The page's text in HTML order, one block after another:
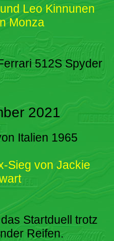
Leo Kinnunen
Monza
512S Spyder
2021
Italien 1965
Sieg von Jackie
Startduell trotz
Reifen.